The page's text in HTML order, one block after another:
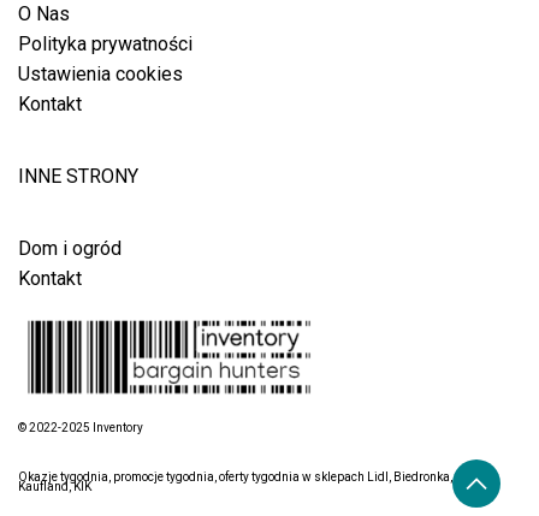
O Nas
Polityka prywatności
Ustawienia cookies
Kontakt
INNE STRONY
Dom i ogród
Kontakt
© 2022-2025 Inventory
Okazje tygodnia, promocje tygodnia, oferty tygodnia w sklepach Lidl, Biedronka, Aldi,
Kaufland, KIK